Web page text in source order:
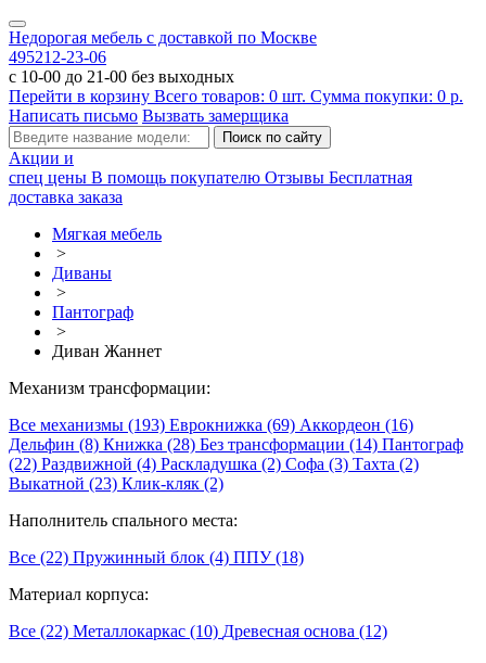
Недорогая мебель с доставкой по Москве
495212-23-06
с 10-00 до 21-00 без выходных
Перейти в корзину Всего товаров: 0 шт. Сумма покупки: 0 р.
Написать письмо Вызвать замерщика
Акции и
спец цены В помощь покупателю Отзывы Бесплатная
доставка заказа
Мягкая мебель
>
Диваны
>
Пантограф
>
Диван Жаннет
Механизм трансформации:
Все механизмы (193) Еврокнижка (69) Аккордеон (16)
Дельфин (8) Книжка (28) Без трансформации (14) Пантограф
(22) Раздвижной (4) Раскладушка (2) Софа (3) Тахта (2)
Выкатной (23) Клик-кляк (2)
Наполнитель спального места:
Все (22) Пружинный блок (4) ППУ (18)
Материал корпуса:
Все (22) Металлокаркас (10) Древесная основа (12)